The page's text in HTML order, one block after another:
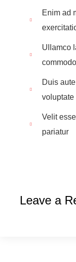
Enim ad
Ullamco
commodo
Duis
voluptate
Velit
pariatur
Leave a